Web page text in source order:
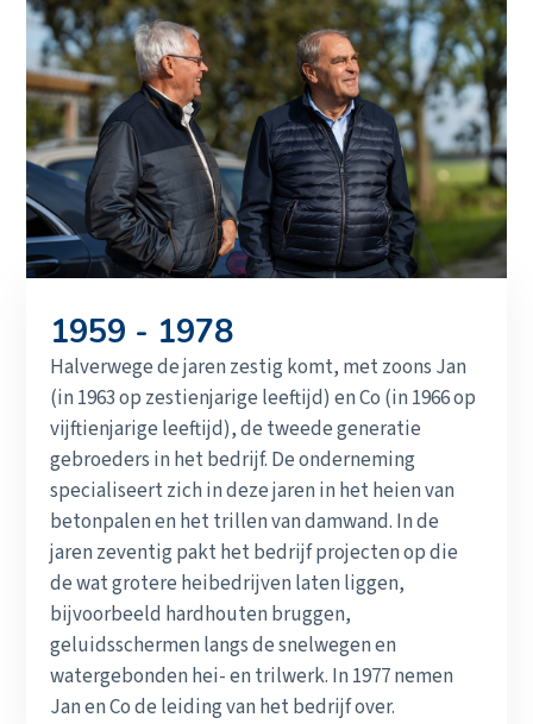
1959 - 1978
Halverwege de jaren zestig komt, met zoons Jan
(in 1963 op zestienjarige leeftijd) en Co (in 1966 op
vijftienjarige leeftijd), de tweede generatie
gebroeders in het bedrijf. De onderneming
specialiseert zich in deze jaren in het heien van
betonpalen en het trillen van damwand. In de
jaren zeventig pakt het bedrijf projecten op die
de wat grotere heibedrijven laten liggen,
bijvoorbeeld hardhouten bruggen,
geluidsschermen langs de snelwegen en
watergebonden hei- en trilwerk. In 1977 nemen
Jan en Co de leiding van het bedrijf over.